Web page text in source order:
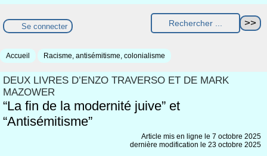
Se connecter
Accueil Racisme, antisémitisme, colonialisme
DEUX LIVRES D’ENZO TRAVERSO ET DE MARK
MAZOWER
“La fin de la modernité juive” et
“Antisémitisme”
Article mis en ligne le 7 octobre 2025
dernière modification le 23 octobre 2025